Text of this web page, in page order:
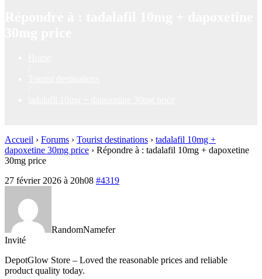
Accueil › Forums › Tourist destinations › tadalafil 10mg +
dapoxetine 30mg price › Répondre à : tadalafil 10mg + dapoxetine
30mg price
27 février 2026 à 20h08 #4319
RandomNamefer
Invité
DepotGlow Store – Loved the reasonable prices and reliable
product quality today.